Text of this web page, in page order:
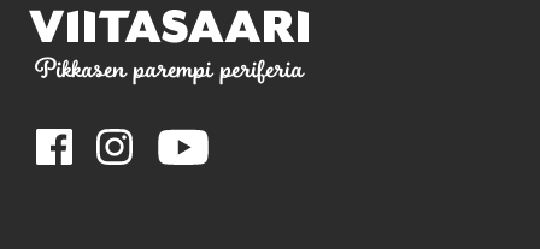
Pikkasen parempi periferia